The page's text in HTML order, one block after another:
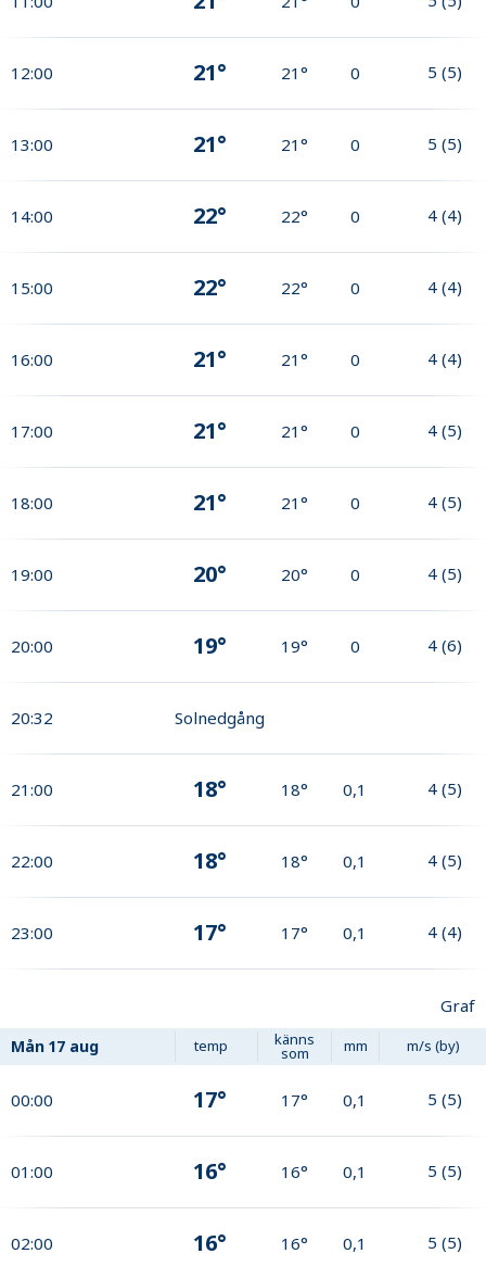
12:00 21° 21° 0 5 (5)
13:00 21° 21° 0 5 (5)
14:00 22° 22° 0 4 (4)
15:00 22° 22° 0 4 (4)
16:00 21° 21° 0 4 (4)
17:00 21° 21° 0 4 (5)
18:00 21° 21° 0 4 (5)
19:00 20° 20° 0 4 (5)
20:00 19° 19° 0 4 (6)
20:32 Solnedgång
21:00 18° 18° 0,1 4 (5)
22:00 18° 18° 0,1 4 (5)
23:00 17° 17° 0,1 4 (4)
Graf
Mån 17 aug temp känns
som mm m/s (by)
00:00 17° 17° 0,1 5 (5)
01:00 16° 16° 0,1 5 (5)
02:00 16° 16° 0,1 5 (5)